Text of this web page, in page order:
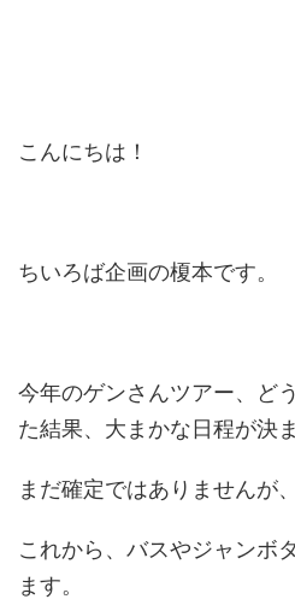
こんにちは！
ちいろば企画の榎本です。
今年のゲンさんツアー、ど
た結果、大まかな日程が決
まだ確定ではありませんが
これから、バスやジャンボ
ます。